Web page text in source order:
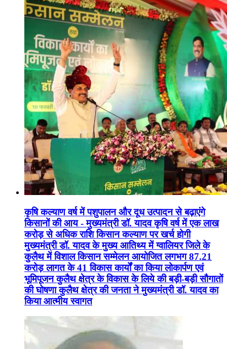
कृषि कल्याण वर्ष में पशुपालन और दूध उत्पादन से बढ़ाएंगे
किसानों की आय - मुख्यमंत्री डॉ. यादव कृषि वर्ष में एक लाख
करोड़ से अधिक राशि किसान कल्याण पर खर्च होगी
मुख्यमंत्री डॉ. यादव के मुख्य आतिथ्य में ग्वालियर जिले के
कुलैथ में विशाल किसान सम्मेलन आयोजित लगभग 87.21
करोड़ लागत के 41 विकास कार्यों का किया लोकार्पण एवं
भूमिपूजन कुलैथ क्षेत्र के विकास के लिये की बड़ी-बड़ी सौगातों
की घोषणा कुलैथ क्षेत्र की जनता ने मुख्यमंत्री डॉ. यादव का
किया आत्मीय स्वागत